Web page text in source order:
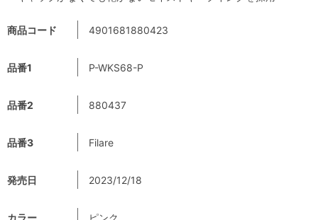
商品コード 4901681880423
品番1 P-WKS68-P
品番2 880437
品番3 Filare
発売日 2023/12/18
カラー ピンク